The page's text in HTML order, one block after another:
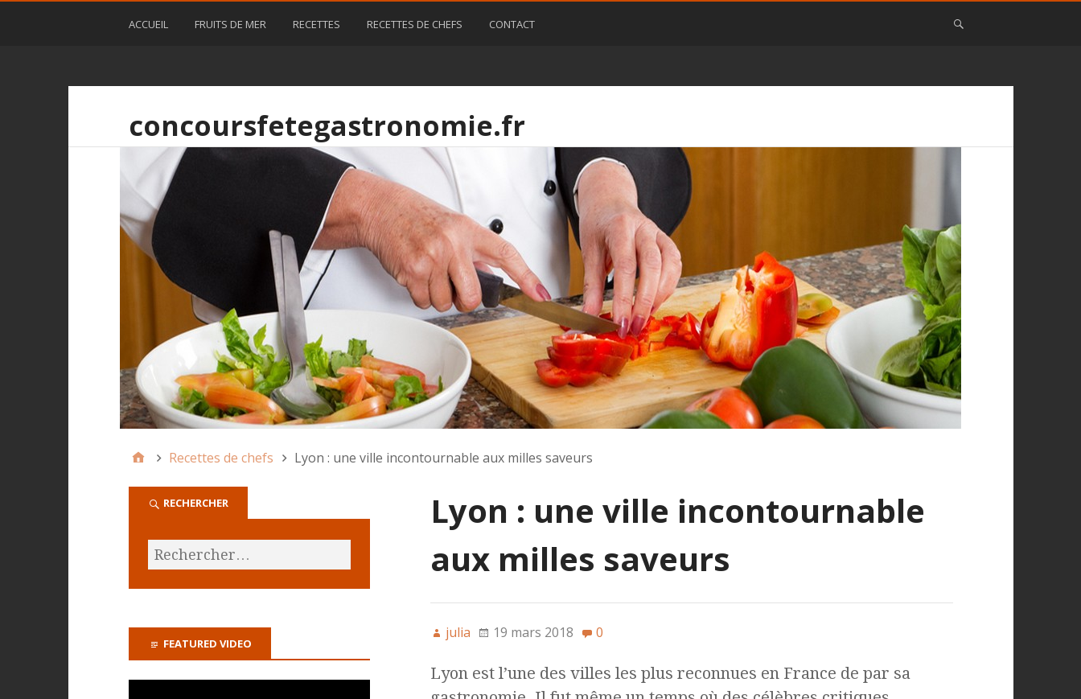
ACCUEIL FRUITS DE MER RECETTES RECETTES DE CHEFS CONTACT
concoursfetegastronomie.fr
Recettes de chefs Lyon : une ville incontournable aux milles saveurs
Lyon : une ville incontournable
aux milles saveurs
julia 19 mars 2018 0
Lyon est l’une des villes les plus reconnues en France de par sa
RECHERCHER
FEATURED VIDEO